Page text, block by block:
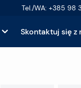
Tel./WA: +385 98
Skontaktuj się z